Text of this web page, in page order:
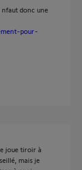
nfaut donc une
pour-
joue tiroir à
mais je